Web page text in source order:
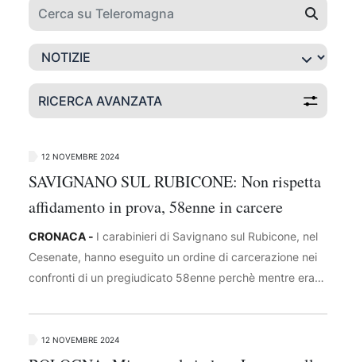
RICERCA AVANZATA
12 NOVEMBRE 2024
SAVIGNANO SUL RUBICONE: Non rispetta
affidamento in prova, 58enne in carcere
CRONACA - I carabinieri di Savignano sul Rubicone, nel
Cesenate, hanno eseguito un ordine di carcerazione nei
confronti di un pregiudicato 58enne perchè mentre era
sociali, in diverse occasioni ha violato le prescrizioni
dall’Autorità Giudiziaria. Le condotte sono state
12 NOVEMBRE 2024